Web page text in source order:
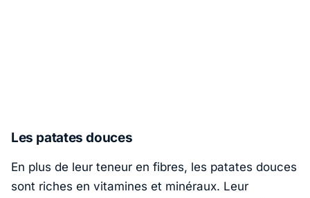
Les patates douces
En plus de leur teneur en fibres, les patates douces
sont riches en vitamines et minéraux. Leur